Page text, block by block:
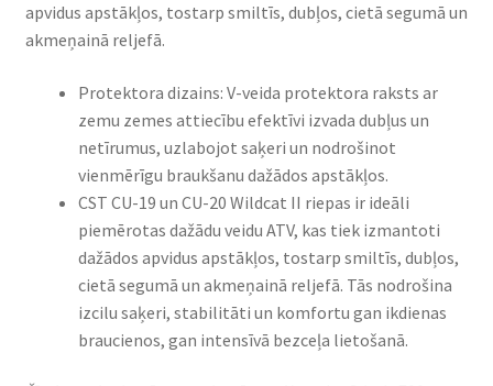
apvidus apstākļos, tostarp smiltīs, dubļos, cietā segumā un
akmeņainā reljefā.
Protektora dizains: V-veida protektora raksts ar
zemu zemes attiecību efektīvi izvada dubļus un
netīrumus, uzlabojot saķeri un nodrošinot
vienmērīgu braukšanu dažādos apstākļos.
CST CU-19 un CU-20 Wildcat II riepas ir ideāli
piemērotas dažādu veidu ATV, kas tiek izmantoti
dažādos apvidus apstākļos, tostarp smiltīs, dubļos,
cietā segumā un akmeņainā reljefā. Tās nodrošina
izcilu saķeri, stabilitāti un komfortu gan ikdienas
braucienos, gan intensīvā bezceļa lietošanā.